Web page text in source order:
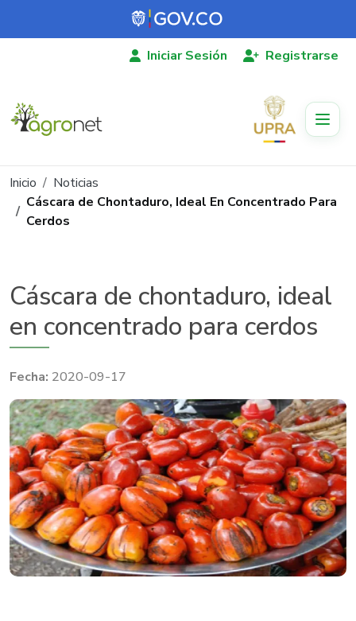
Pasar al contenido principal
Iniciar Sesión Registrarse
Ruta de navegación
Inicio
Noticias
Cáscara de Chontaduro, Ideal En Concentrado Para
Cerdos
Cáscara de chontaduro, ideal
en concentrado para cerdos
2020-09-17